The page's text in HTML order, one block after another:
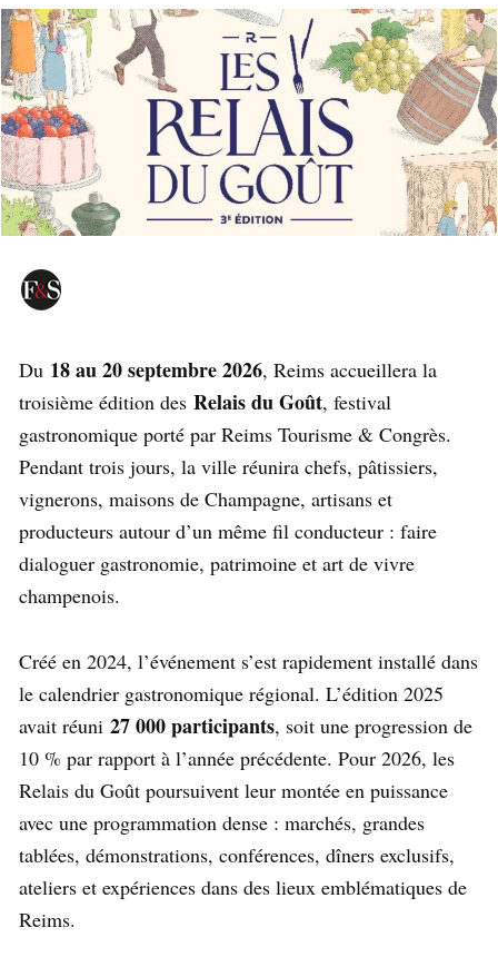
Du 18 au 20 septembre 2026, Reims accueillera la
troisième édition des Relais du Goût, festival
gastronomique porté par Reims Tourisme & Congrès.
Pendant trois jours, la ville réunira chefs, pâtissiers,
vignerons, maisons de Champagne, artisans et
producteurs autour d’un même fil conducteur : faire
dialoguer gastronomie, patrimoine et art de vivre
champenois.
Créé en 2024, l’événement s’est rapidement installé dans
le calendrier gastronomique régional. L’édition 2025
avait réuni 27 000 participants, soit une progression de
10 % par rapport à l’année précédente. Pour 2026, les
Relais du Goût poursuivent leur montée en puissance
avec une programmation dense : marchés, grandes
tablées, démonstrations, conférences, dîners exclusifs,
ateliers et expériences dans des lieux emblématiques de
Reims.